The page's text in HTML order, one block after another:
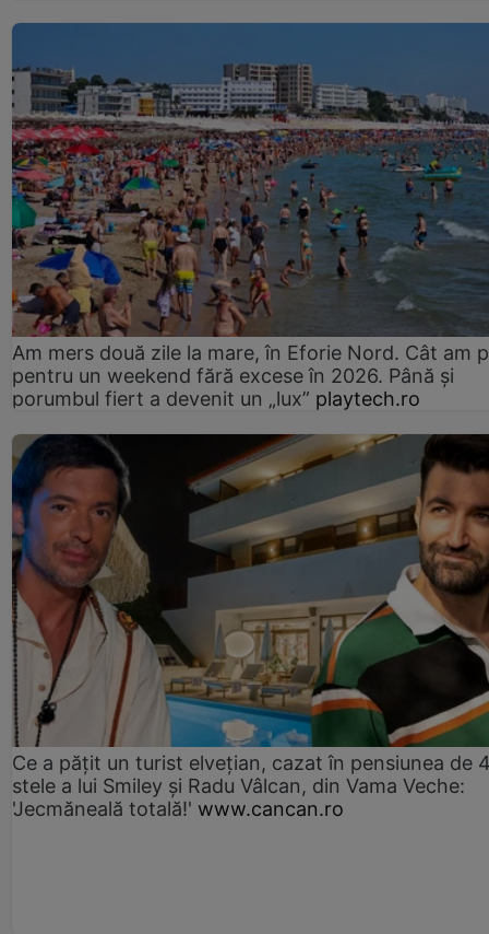
Am mers două zile la mare, în Eforie Nord. Cât am
pentru un weekend fără excese în 2026. Până și
porumbul fiert a devenit un „lux” playtech.ro
Ce a pățit un turist elvețian, cazat în pensiunea de
stele a lui Smiley și Radu Vâlcan, din Vama Veche:
'Jecmăneală totală!' www.cancan.ro